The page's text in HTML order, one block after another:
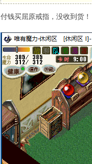
付钱买屈原戒指，没收到货